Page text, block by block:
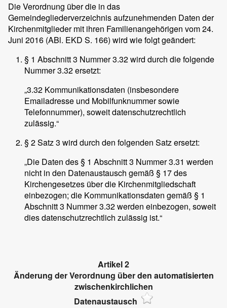
Die Verordnung über die in das
Gemeindegliederverzeichnis aufzunehmenden Daten der
Kirchenmitglieder mit ihren Familienangehörigen vom 24.
Juni 2016 (ABl. EKD S. 166) wird wie folgt geändert:
§ 1 Abschnitt 3 Nummer 3.32 wird durch die folgende
Nummer 3.32 ersetzt:
„3.32 Kommunikationsdaten (insbesondere
Emailadresse und Mobilfunknummer sowie
Telefonnummer), soweit datenschutzrechtlich
zulässig.“
§ 2 Satz 3 wird durch den folgenden Satz ersetzt:
„Die Daten des § 1 Abschnitt 3 Nummer 3.31 werden
nicht in den Datenaustausch gemäß § 17 des
Kirchengesetzes über die Kirchenmitgliedschaft
einbezogen; die Kommunikationsdaten gemäß § 1
Abschnitt 3 Nummer 3.32 werden einbezogen, soweit
dies datenschutzrechtlich zulässig ist.“
Artikel 2
Änderung der Verordnung über den automatisierten
zwischenkirchlichen
Datenaustausch